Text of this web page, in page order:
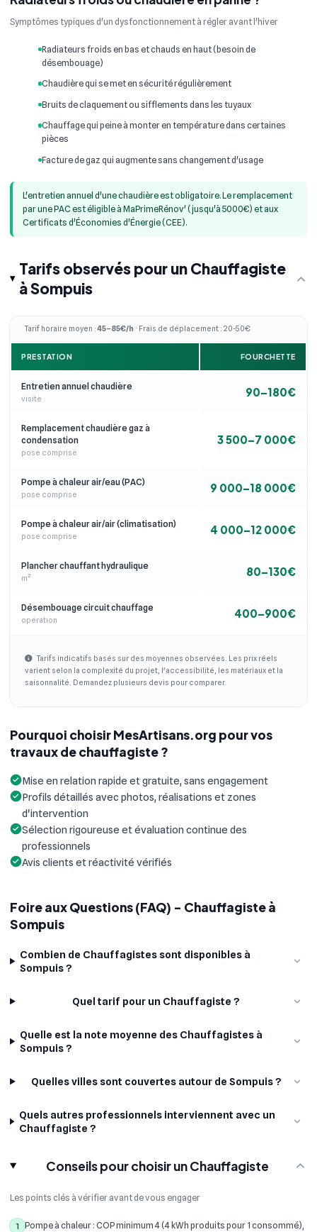
Symptômes typiques d'un dysfonctionnement à régler avant l'hiver
Radiateurs froids en bas et chauds en haut (besoin de
désembouage)
Chaudière qui se met en sécurité régulièrement
Bruits de claquement ou sifflements dans les tuyaux
Chauffage qui peine à monter en température dans certaines
pièces
Facture de gaz qui augmente sans changement d'usage
L'entretien annuel d'une chaudière est obligatoire. Le remplacement
par une PAC est éligible à MaPrimeRénov' (jusqu'à 5000€) et aux
Certificats d'Économies d'Énergie (CEE).
Tarifs observés pour un Chauffagiste
à Sompuis
Tarif horaire moyen :45–85€/h · Frais de déplacement : 20-50€
PRESTATION FOURCHETTE
Entretien annuel chaudière
visite 90–180€
Remplacement chaudière gaz à
condensation
pose comprise
3 500–7 000€
Pompe à chaleur air/eau (PAC)
pose comprise 9 000–18 000€
Pompe à chaleur air/air (climatisation)
pose comprise 4 000–12 000€
Plancher chauffant hydraulique
m² 80–130€
Désembouage circuit chauffage
opération 400–900€
Tarifs indicatifs basés sur des moyennes observées. Les prix réels
varient selon la complexité du projet, l'accessibilité, les matériaux et la
saisonnalité. Demandez plusieurs devis pour comparer.
Pourquoi choisir MesArtisans.org pour vos
travaux de chauffagiste ?
Mise en relation rapide et gratuite, sans engagement
Profils détaillés avec photos, réalisations et zones
d'intervention
Sélection rigoureuse et évaluation continue des
professionnels
Avis clients et réactivité vérifiés
Foire aux Questions (FAQ) - Chauffagiste à
Sompuis
Combien de Chauffagistes sont disponibles à
Sompuis ?
Quel tarif pour un Chauffagiste ?
Quelle est la note moyenne des Chauffagistes à
Sompuis ?
Quelles villes sont couvertes autour de Sompuis ?
Quels autres professionnels interviennent avec un
Chauffagiste ?
Conseils pour choisir un Chauffagiste
Les points clés à vérifier avant de vous engager
1
Pompe à chaleur : COP minimum 4 (4 kWh produits pour 1 consommé),